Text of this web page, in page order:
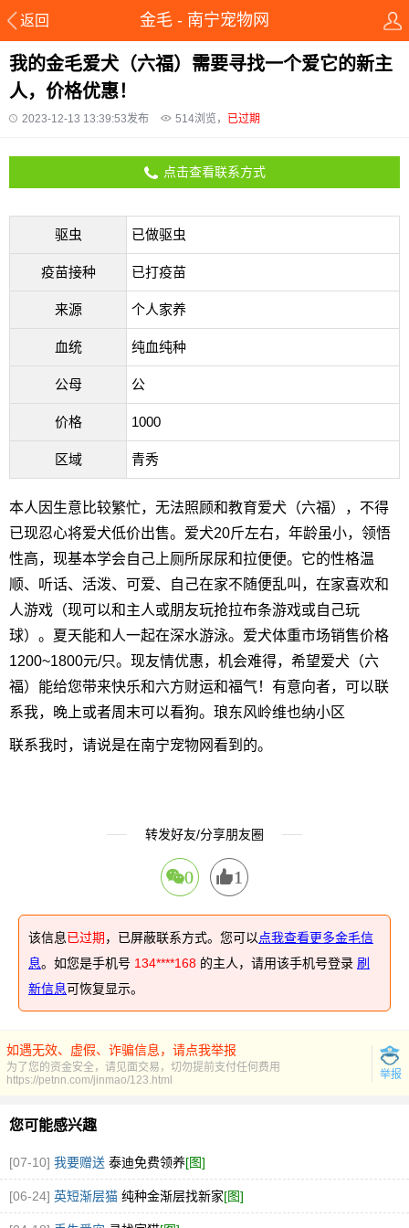
返回 金毛 - 南宁宠物网
我的金毛爱犬（六福）需要寻找一个爱它的新主
人，价格优惠！
2023-12-13 13:39:53发布 514浏览， 已过期
点击查看联系方式
驱虫 已做驱虫
疫苗接种 已打疫苗
来源 个人家养
血统 纯血纯种
公母 公
价格 1000
区域 青秀
本人因生意比较繁忙，无法照顾和教育爱犬（六福），不得
已现忍心将爱犬低价出售。爱犬20斤左右，年龄虽小，领悟
性高，现基本学会自己上厕所尿尿和拉便便。它的性格温
顺、听话、活泼、可爱、自己在家不随便乱叫，在家喜欢和
人游戏（现可以和主人或朋友玩抢拉布条游戏或自己玩
球）。夏天能和人一起在深水游泳。爱犬体重市场销售价格
1200~1800元/只。现友情优惠，机会难得，希望爱犬（六
福）能给您带来快乐和六方财运和福气！有意向者，可以联
系我，晚上或者周末可以看狗。琅东风岭维也纳小区
联系我时，请说是在南宁宠物网看到的。
转发好友/分享朋友圈
0 1
该信息已过期 ，已屏蔽联系方式。您可以 点我查看更多金毛信
息。如您是手机号 134****168 的主人，请用该手机号登录 刷
新信息可恢复显示。
如遇无效、虚假、诈骗信息，请点我举报
为了您的资金安全，请见面交易，切勿提前支付任何费用
举报
https://petnn.com/jinmao/123.html
您可能感兴趣
[07-10] 我要赠送 泰迪免费领养[图]
[06-24] 英短渐层猫 纯种金渐层找新家[图]